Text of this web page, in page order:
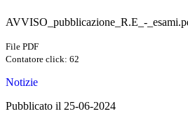
AVVISO_pubblicazione_R.E_-
File PDF
Contatore click: 62
Notizie
Pubblicato il 25-06-2024